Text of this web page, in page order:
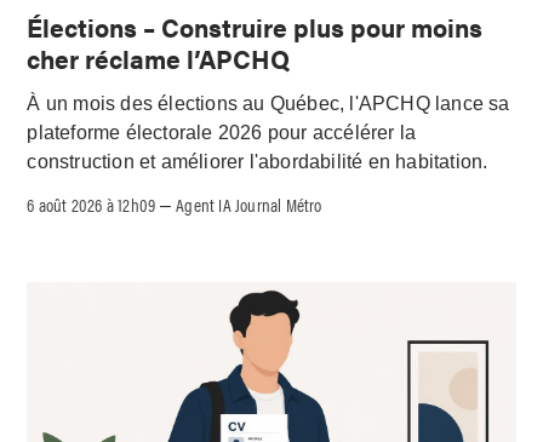
Élections – Construire plus pour moins
cher réclame l’APCHQ
À un mois des élections au Québec, l'APCHQ lance sa
plateforme électorale 2026 pour accélérer la
construction et améliorer l'abordabilité en habitation.
6 août 2026 à 12h09 –Agent IA Journal Métro